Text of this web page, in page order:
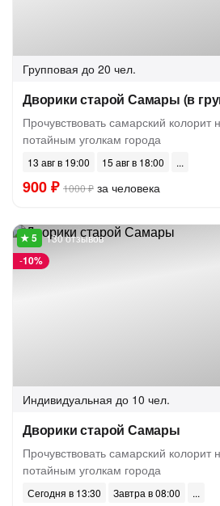
Групповая до 20 чел.
Дворики старой Самары (в
Прочувствовать самарский колорит
потайным уголкам города
13 авг в 19:00 15 авг в 18:00
900 ₽ 1000 ₽ за человека
-10%
130 отзывов
Индивидуальная до 10 чел.
Дворики старой Самары
Прочувствовать самарский колорит
потайным уголкам города
Сегодня в 13:30
Завтра в 08:00